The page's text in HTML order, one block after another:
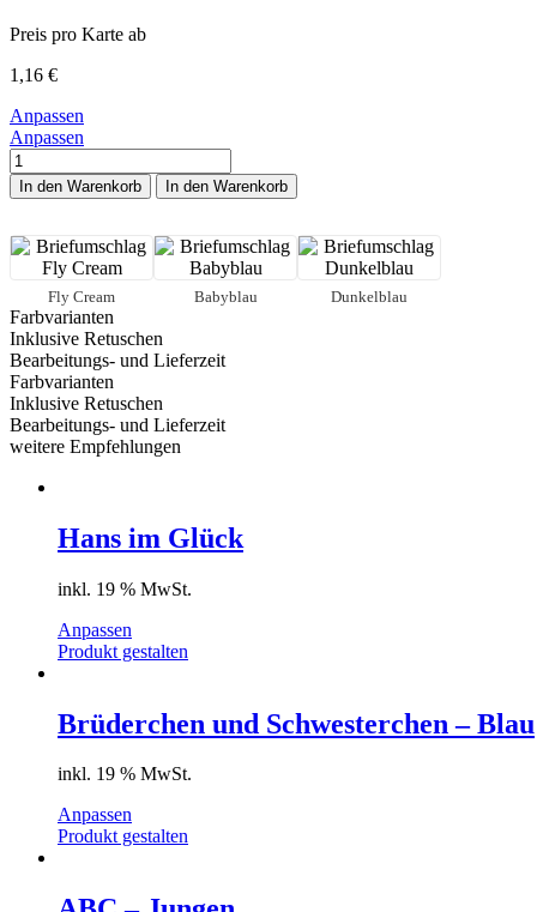
Preis pro Karte ab
1,16 €
Anpassen
Anpassen
Das
Mädchen
mit
Perlenohrring
Menge
In den Warenkorb In den Warenkorb
Fly Cream Babyblau Dunkelblau
Farbvarianten
Inklusive Retuschen
Bearbeitungs- und Lieferzeit
Farbvarianten
Inklusive Retuschen
Bearbeitungs- und Lieferzeit
weitere Empfehlungen
Hans im Glück
inkl. 19 % MwSt.
Anpassen
Produkt gestalten
Brüderchen und Schwesterchen – Blau
inkl. 19 % MwSt.
Anpassen
Produkt gestalten